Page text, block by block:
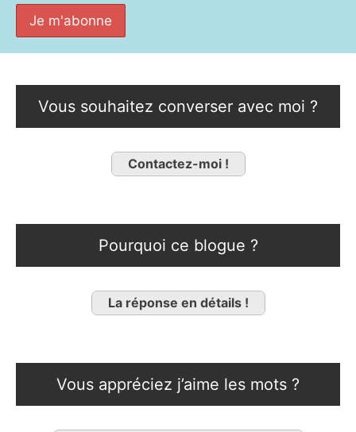
Vous souhaitez converser avec moi ?
Contactez-moi !
Pourquoi ce blogue ?
La réponse en détails !
Vous appréciez j’aime les mots ?